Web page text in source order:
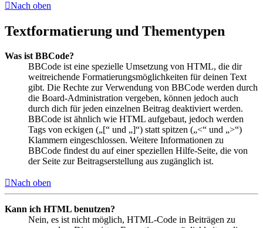
Nach oben
Textformatierung und Thementypen
Was ist BBCode?
BBCode ist eine spezielle Umsetzung von HTML, die dir
weitreichende Formatierungsmöglichkeiten für deinen Text
gibt. Die Rechte zur Verwendung von BBCode werden durch
die Board-Administration vergeben, können jedoch auch
durch dich für jeden einzelnen Beitrag deaktiviert werden.
BBCode ist ähnlich wie HTML aufgebaut, jedoch werden
Tags von eckigen („[“ und „]“) statt spitzen („<“ und „>“)
Klammern eingeschlossen. Weitere Informationen zu
BBCode findest du auf einer speziellen Hilfe-Seite, die von
der Seite zur Beitragserstellung aus zugänglich ist.
Nach oben
Kann ich HTML benutzen?
Nein, es ist nicht möglich, HTML-Code in Beiträgen zu